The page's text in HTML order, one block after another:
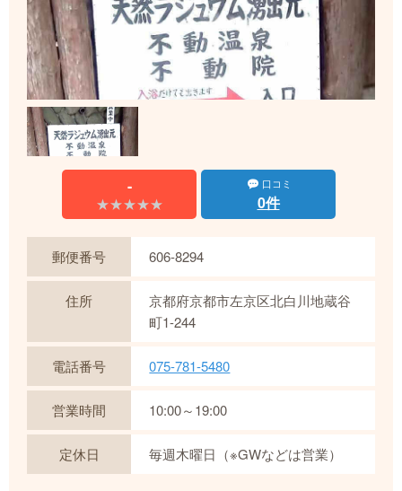
-
★★★★★
★★★★★
口コミ
0件
郵便番号 606-8294
住所
京都府京都市左京区北白川地蔵谷
町1-244
電話番号 075-781-5480
営業時間 10:00～19:00
定休日 毎週木曜日（※GWなどは営業）